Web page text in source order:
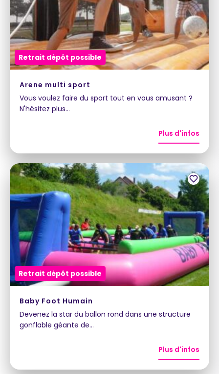
Retrait dépôt possible
Arene multi sport
Vous voulez faire du sport tout en vous amusant ?
N'hésitez plus…
Plus d'infos
Retrait dépôt possible
Baby Foot Humain
Devenez la star du ballon rond dans une structure
gonflable géante de…
Plus d'infos